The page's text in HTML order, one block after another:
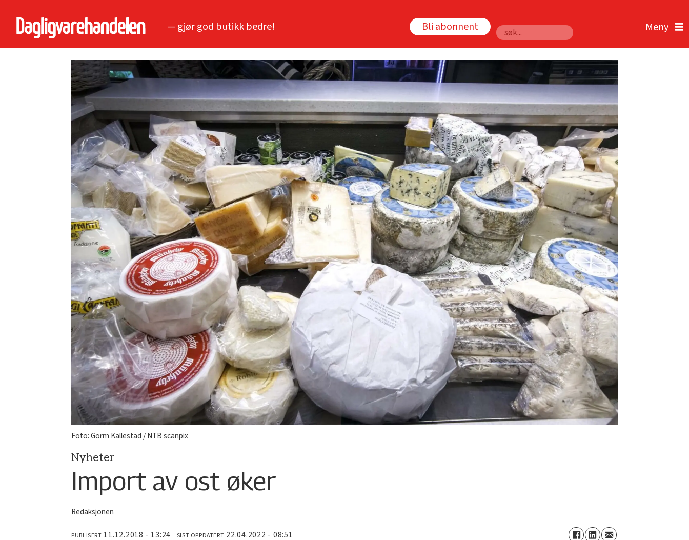
— gjør god butikk bedre! Bli abonnent
Søk
Foto: Gorm Kallestad / NTB scanpix
Nyheter
Import av ost øker
Redaksjonen
PUBLISERT 11.12.2018 - 13:24 SIST OPPDATERT 22.04.2022 - 08:51